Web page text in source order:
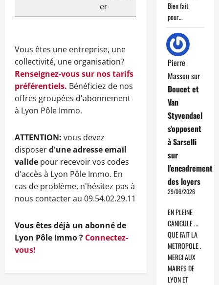
er
Vous êtes une entreprise, une
collectivité, une organisation?
Renseignez-vous sur nos tarifs
préférentiels. Bénéficiez de nos
offres groupées d'abonnement
à Lyon Pôle Immo.
ATTENTION: vous devez
disposerd'une adresse email
valide pour recevoir vos codes
d'accès à Lyon Pôle Immo. En
cas de problème, n'hésitez pas à
nous contacter au 09.54.02.29.11
Vous êtes déjà un abonné de
Lyon Pôle Immo ? Connectez-
vous!
Bien fait
pour…
Pierre
Massonsur
Doucet et
Van
Styvendael
s’opposent
à Sarselli
sur
l’encadrement
des loyers
29/06/2026
EN PLEINE
CANICULE ...
QUE FAIT LA
METROPOLE .
MERCI AUX
MAIRES DE
LYON ET